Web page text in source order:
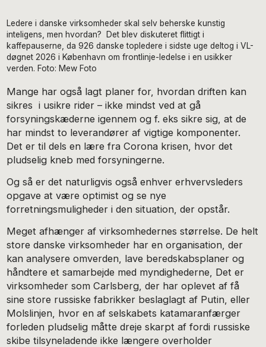
Ledere i danske virksomheder skal selv beherske kunstig
inteligens, men hvordan? Det blev diskuteret flittigt i
kaffepauserne, da 926 danske topledere i sidste uge deltog i VL-
døgnet 2026 i København om frontlinje-ledelse i en usikker
verden. Foto: Mew Foto
Mange har også lagt planer for, hvordan driften kan
sikres i usikre rider – ikke mindst ved at gå
forsyningskæderne igennem og f. eks sikre sig, at de
har mindst to leverandører af vigtige komponenter.
Det er til dels en lære fra Corona krisen, hvor det
pludselig kneb med forsyningerne.
Og så er det naturligvis også enhver erhvervsleders
opgave at være optimist og se nye
forretningsmuligheder i den situation, der opstår.
Meget afhænger af virksomhedernes størrelse. De helt
store danske virksomheder har en organisation, der
kan analysere omverden, lave beredskabsplaner og
håndtere et samarbejde med myndighederne, Det er
virksomheder som Carlsberg, der har oplevet af få
sine store russiske fabrikker beslaglagt af Putin, eller
Molslinjen, hvor en af selskabets katamaranfærger
forleden pludselig måtte dreje skarpt af fordi russiske
skibe tilsyneladende ikke længere overholder